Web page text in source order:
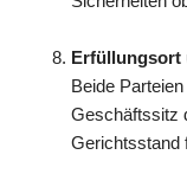
Erfüllungsort
Beide
Geschäftssitz
Gerichtsstand